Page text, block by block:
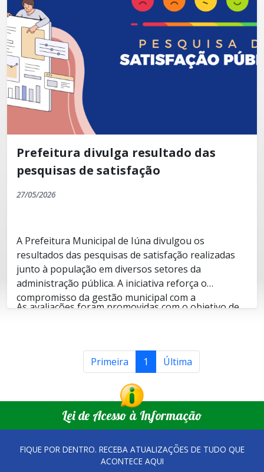
Prefeitura divulga resultado das
pesquisas de satisfação
27/05/2026
A Prefeitura Municipal de Iúna divulgou os
resultados das pesquisas de satisfação realizadas
junto à população em diversos setores da
administração pública. A iniciativa reforça o
compromisso da gestão municipal com a
transparência, a escuta ativa da população e a
As avaliações foram promovidas com o objetivo de
públicos, tempo de resposta, estrutura física,
acolhimento e atuação das equipes municipais em
Entre os levantamentos realizados estão as
pesquisas relacionadas aos serviços da Sala do
Empreendedor, Defesa Civil, Ouvidoria Municipal,
Assistência Social, iluminação pública, unidades de
saúde, Estratégias de Saúde da Família (ESFs) e
atendimento no Pronto Socorro Municipal.
índices de satisfação da população, evidenciando
avanços importantes na qualidade dos
Primeira 1 Última
Lei de Acesso à Informação
FIQUE POR DENTRO. RECEBA ATUALIZAÇÕES DE TUDO QUE
ACONTECE AQUI